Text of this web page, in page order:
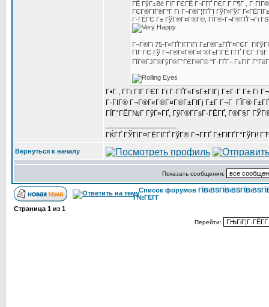
ГЁ ГўГ±Вё ГІГ ГЄГЁ Г¬Г­ГҐ ГЄГ Г Г¶Г , Г·ГІГ®
ГЄГ®ГІГ®Г°Г Гї Г¬Г®Г¦ГҐГІ ГўГ»ГўГ
Г·ГЁГЄ Г± ГўГ®Г¤Г®Г©, ГЇГ®-Г¬Г®ГҐГ¬Гі
Г¬Г®Гї 75-Г«ГҐГІГ­ГїГї Г±Г®Г±ГҐГ¤ГЄГ
ГІГ ГЄ Гў Г¬Г®Г«Г®Г¤Г®Г±ГІГЁ Г­ГҐ ГЄГ Г§Г
ГЇГ®ГЈГ®ГўГ®Г°ГЄГ®Г© "Г·ГҐГ¬ Г±ГІГ
Г•Г , Г­Гі ГІГ ГЄГ Гї Г·ГҐГ«ГѕГ±ГІГј Г±Г·Г Г±
Г·ГІГ® Г¬Г®Г«Г®Г¤Г®Г±ГІГј Г±Г Г¬Г ГЇГ®
ГЇГ°ГЁГ№Г ГўГ»ГҐ, ГўГ®Г­ГѕГ·ГЁГҐ, Г®Г§Г
ГЌГҐ ГЎГіГ¤ГЁГІГҐ ГўГ® Г¬Г­ГҐ Г±ГІГҐГ°ГўГі!
Вернуться к началу
Показать сообщения:
Список форумов
Г№ГЁГ­Г
Страница 1 из 1
Перейти: